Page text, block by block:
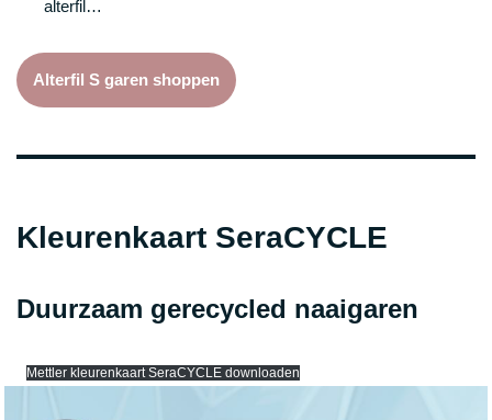
alterfil…
Alterfil S garen shoppen
Kleurenkaart SeraCYCLE
Duurzaam gerecycled naaigaren
Mettler kleurenkaart SeraCYCLE downloaden